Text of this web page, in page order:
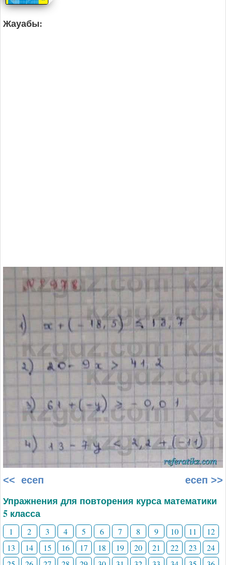
Жауабы:
<< есеп есеп >>
Упражнения для повторения курса математики
5 класса
1 2 3 4 5 6 7 8 9 10 11
12
13
14 15 16 17 18 19 20 21 22 23
24